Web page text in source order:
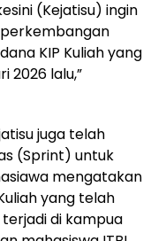
(Kejatisu) ingin
KIP Kuliah yang
2026 lalu,”
juga telah
(Sprint) untuk
mengatakan
yang telah
di kampua